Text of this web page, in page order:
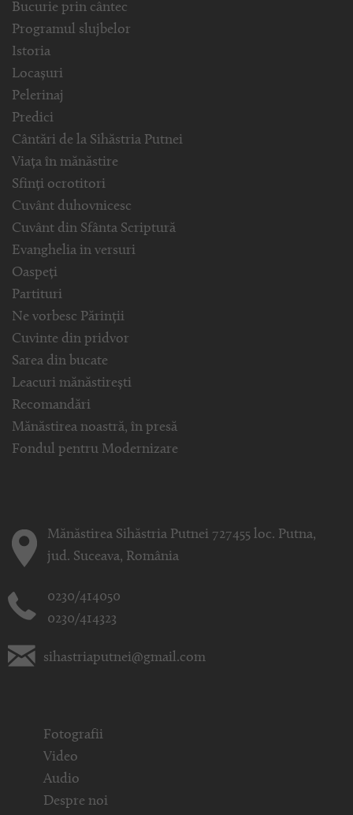
Bucurie prin cântec
Programul slujbelor
Istoria
Locașuri
Pelerinaj
Predici
Cântări de la Sihăstria Putnei
Viața în mănăstire
Sfinți ocrotitori
Cuvânt duhovnicesc
Cuvânt din Sfânta Scriptură
Evanghelia in versuri
Oaspeți
Partituri
Ne vorbesc Părinții
Cuvinte din pridvor
Sarea din bucate
Leacuri mănăstirești
Recomandări
Mănăstirea noastră, în presă
Fondul pentru Modernizare
Mănăstirea Sihăstria Putnei 727455 loc. Putna,
jud. Suceava, România
0230/414050
0230/414323
sihastriaputnei@gmail.com
Fotografii
Video
Audio
Despre noi